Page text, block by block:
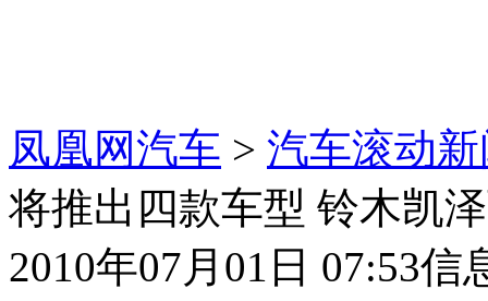
凤凰网汽车 > 汽车滚动
将推出四款车型 铃木凯
2010年07月01日 07:53信